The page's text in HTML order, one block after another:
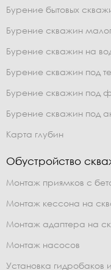
Бурение бытовых
Бурение скважин
Бурение скважин на
Бурение скважин под
Бурение скважин под
Бурение скважин под
Карта глубин
Обустройство
Монтаж приямков с
Монтаж кессона на
Монтаж адаптера на
Монтаж насосов
Установка гидробаков